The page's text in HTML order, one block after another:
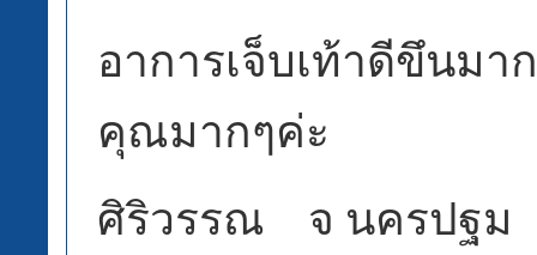
อาการเจ็บเท้าดีขึนม
คุณมากๆค่ะ
ศิริวรรณ จ นครปฐม